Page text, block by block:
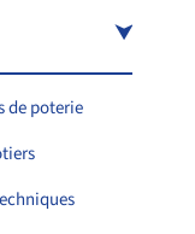
de poterie